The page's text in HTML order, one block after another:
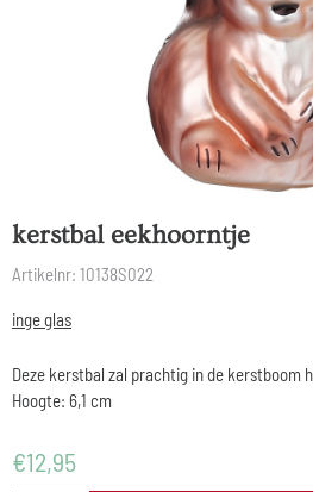
kerstbal eekhoorntje
Artikelnr: 10138S022
inge glas
Deze kerstbal zal prachtig in de kerstboom
Hoogte: 6,1 cm
€12,95